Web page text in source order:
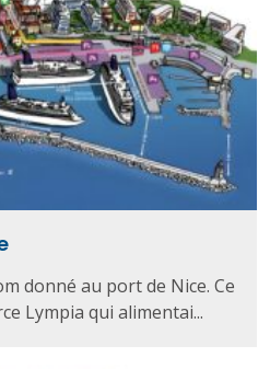
donné au port de Nice. Ce
Lympia qui alimentai...